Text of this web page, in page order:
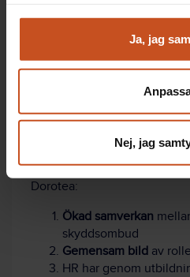
Analysera trafik för att
Du kan när som helst återta
integritet@suntarbetsliv.se.
Ja, jag
Nej, jag
arbetsmiljöutbildning.
Tre viktiga vinster
Tre viktiga vinstermed
Dorotea:
Ökad samverkan
skyddsombud
Gemensam bild av
HR har genom